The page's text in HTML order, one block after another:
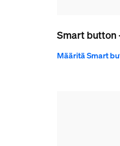
Smart button
Määritä Smart